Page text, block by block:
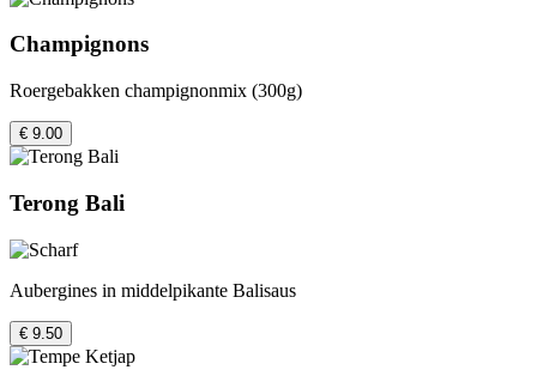
Champignons
Roergebakken champignonmix (300g)
€ 9.00
Terong Bali
Aubergines in middelpikante Balisaus
€ 9.50